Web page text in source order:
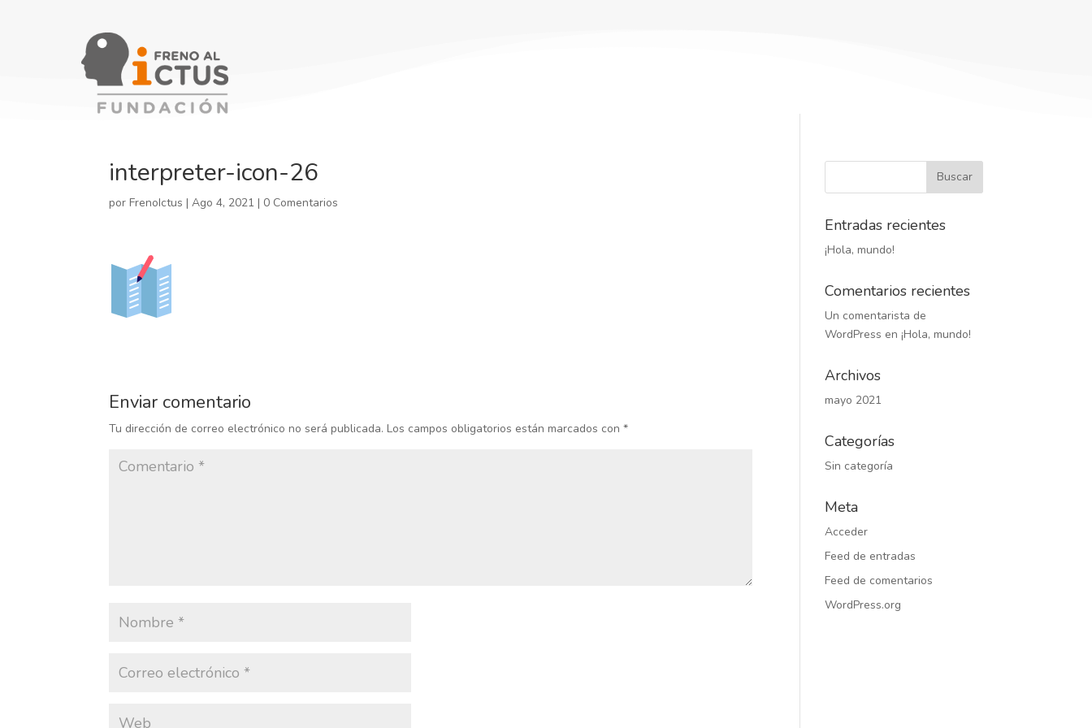
interpreter-icon-26
porFrenoIctus |Ago 4, 2021 | 0 Comentarios
Enviar comentario
Tu dirección de correo electrónico no será publicada. Los campos obligatorios están marcados con*
Entradas recientes
¡Hola, mundo!
Comentarios recientes
Un comentarista de
WordPress en¡Hola, mundo!
Archivos
mayo 2021
Categorías
Sin categoría
Meta
Acceder
Feed de entradas
Feed de comentarios
WordPress.org